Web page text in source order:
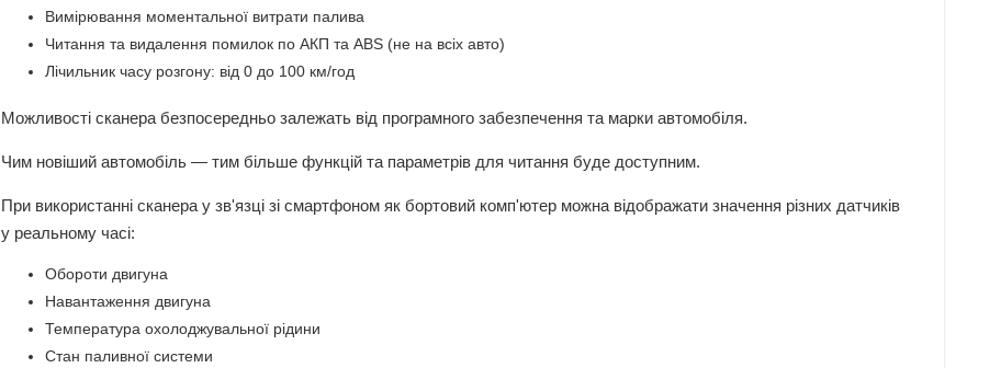
Вимірювання моментальної витрати палива
Читання та видалення помилок по АКП та ABS (не на всіх авто)
Лічильник часу розгону: від 0 до 100 км/год
Можливості сканера безпосередньо залежать від програмного забезпечення та марки автомобіля.
Чим новіший автомобіль — тим більше функцій та параметрів для читання буде доступним.
При використанні сканера у зв'язці зі смартфоном як бортовий комп'ютер можна відображати значення різних датчиків
у реальному часі:
Обороти двигуна
Навантаження двигуна
Температура охолоджувальної рідини
Стан паливної системи